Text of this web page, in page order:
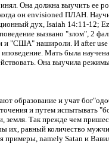
Она должна выучить ее
он envisioned ПЛАН.
дух, Isaiah 14:11-12;
вызвано "злом", 2
и "США" нашироли. И after
Мать была
Она выучила режимы
образование и учат
и путем испытывать
земля. Так прежде чем
их, равный количество
примеры, namely Satan и